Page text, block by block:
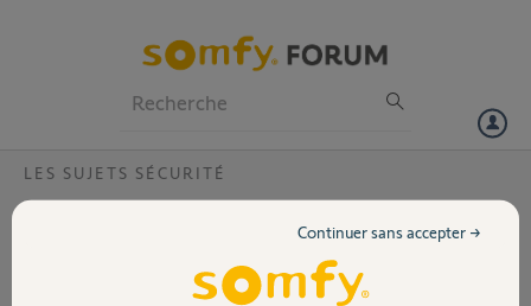
Volet
LES SUJETS SÉCURITÉ
Désactivation automatique du mode vie
Continuer sans accepter →